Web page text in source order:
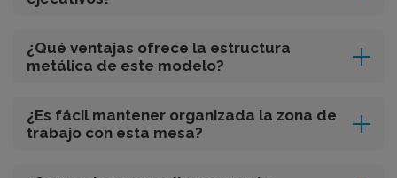
¿Qué ventajas ofrece la estructura
metálica de este modelo?
¿Es fácil mantener organizada la zona de
trabajo con esta mesa?